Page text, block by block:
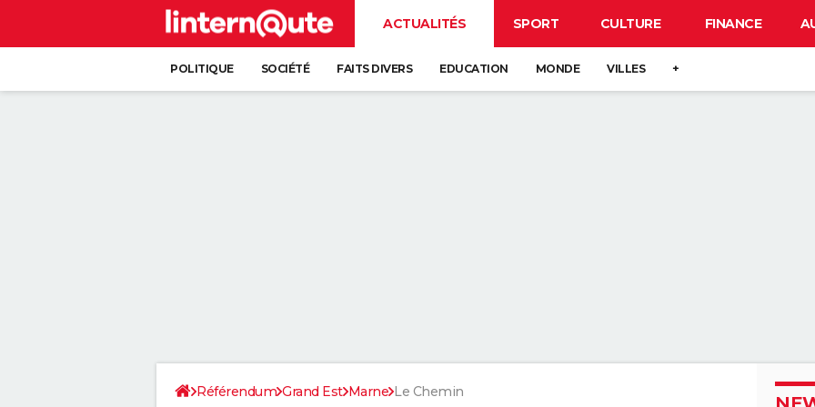
ACTUALITÉS SPORT CULTURE FINANCE
POLITIQUE SOCIÉTÉ FAITS DIVERS EDUCATION MONDE VILLES +
Référendum Grand Est Marne Le Chemin